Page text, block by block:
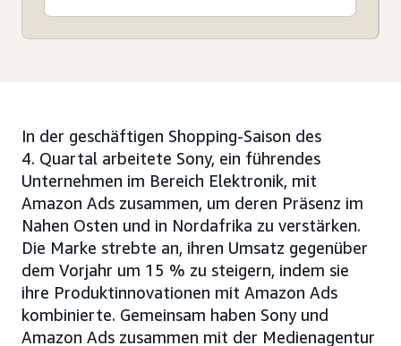
In der geschäftigen Shopping-Saison des
4. Quartal arbeitete Sony, ein führendes
Unternehmen im Bereich Elektronik, mit
Amazon Ads zusammen, um deren Präsenz im
Nahen Osten und in Nordafrika zu verstärken.
Die Marke strebte an, ihren Umsatz gegenüber
dem Vorjahr um 15 % zu steigern, indem sie
ihre Produktinnovationen mit Amazon Ads
kombinierte. Gemeinsam haben Sony und
Amazon Ads zusammen mit der Medienagentur